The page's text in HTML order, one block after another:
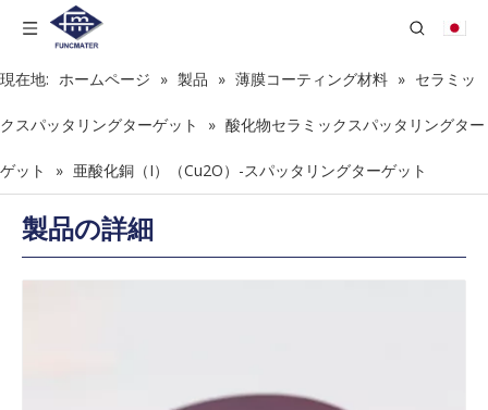
現在地: ホームページ » 製品 » 薄膜コーティング材料 » セラミッ
クスパッタリングターゲット » 酸化物セラミックスパッタリングター
ゲット » 亜酸化銅（I）（Cu2O）-スパッタリングターゲット
製品の詳細